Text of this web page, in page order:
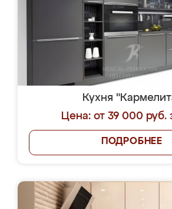
Кухня
Цена: от 39 000 руб.
ПОДРОБНЕЕ